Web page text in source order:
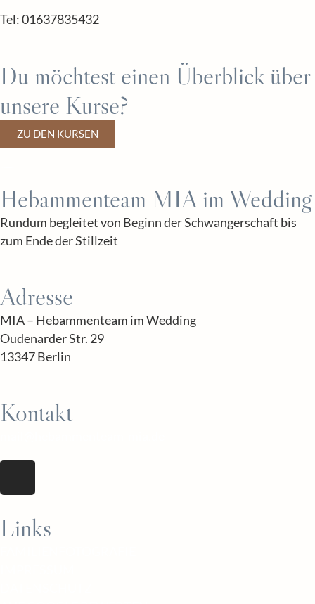
Tel: 01637835432
Du möchtest einen Überblick über
unsere Kurse?
ZU DEN KURSEN
Hebammenteam MIA im Wedding
Rundum begleitet von Beginn der Schwangerschaft bis
zum Ende der Stillzeit
Adresse
MIA – Hebammenteam im Wedding
Oudenarder Str. 29
13347 Berlin
Kontakt
Links